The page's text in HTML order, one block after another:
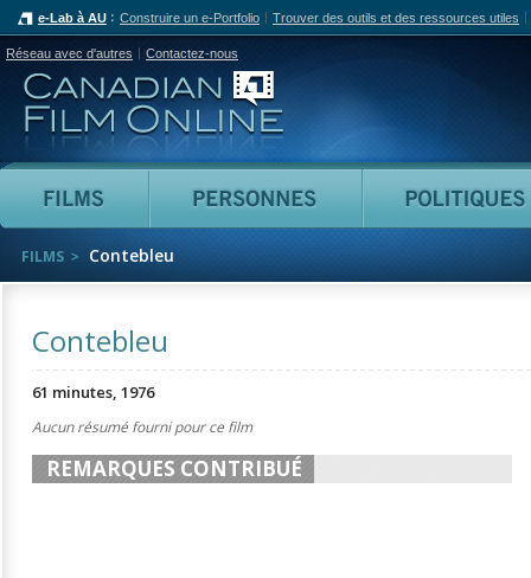
e-Lab à AU Construire un e-Portfolio Trouver des outils et des ressources utiles
Réseau avec d'autres Contactez-nous
Canadian Film Online
Films Personnes
FILMS Contebleu
Contebleu
61 minutes, 1976
Aucun résumé fourni pour ce film
REMARQUES CONTRIBUÉ